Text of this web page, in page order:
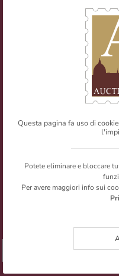
E-mail:
Partita
Filatelia
I testi e le immagini
Questa pagina fa uso di
Potete eliminare e bloccare
Per avere maggiori info sui